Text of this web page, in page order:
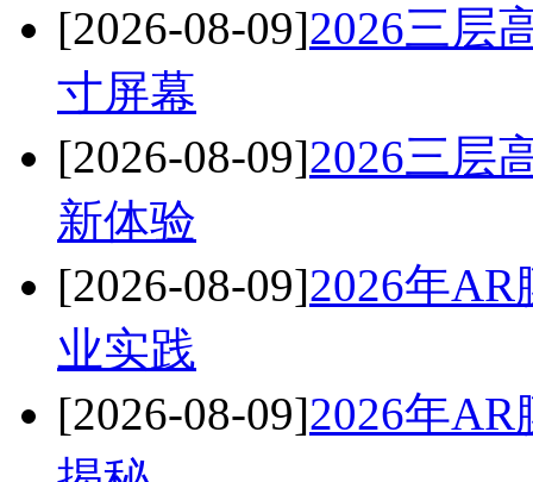
[2026-08-09]2026三层
寸屏幕
[2026-08-09]2026三层
新体验
[2026-08-09]2026年
业实践
[2026-08-09]2026年